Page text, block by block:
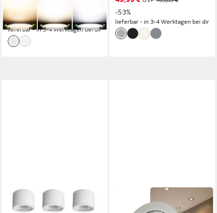
(5,83 €/ 1 Stk)
-42%
lieferbar - in 3-4 Werktagen bei dir
dimmbar LED Modul nur 3cm
Einbautiefe für Bad, Außen,
Deckenstrahler, Einbauspot
-53%
lieferbar - in 3-4 Werktagen bei dir